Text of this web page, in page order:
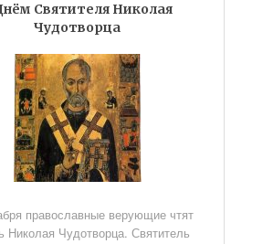
Святителя Николая
Чудотворца
православные верующие чтят
Николая Чудотворца. Святитель